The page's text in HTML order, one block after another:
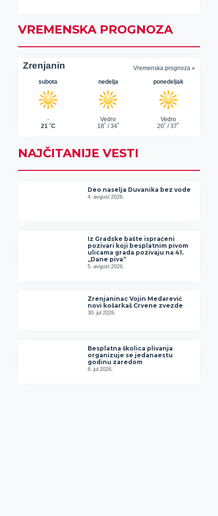
VREMENSKA PROGNOZA
NAJČITANIJE VESTI
Deo naselja Duvanika bez vode
4. avgust 2026.
Iz Gradske bašte ispraćeni
pozivari koji besplatnim pivom
ulicama grada pozivaju na 41.
„Dane piva“
5. avgust 2026.
Zrenjaninac Vojin Medarević
novi košarkaš Crvene zvezde
30. jul 2026.
Besplatna školica plivanja
organizuje se jedanaestu
godinu zaredom
8. jul 2026.